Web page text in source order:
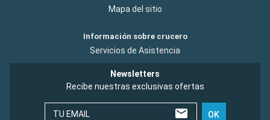
Mapa del sitio
Información sobre crucero
Servicios de Asistencia
Newsletters
Recibe nuestras exclusivas ofertas
TU EMAIL OK